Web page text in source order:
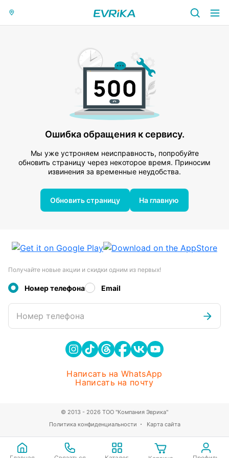
Ошибка обращения к сервису.
Мы уже устроняем неисправность, попробуйте
обновить страницу через некоторое время. Приносим
извинения за временные неудобства.
Обновить страницу На главную
Получайте новые акции и скидки одним из первых!
Номер телефона Email
Номер телефона
Написать на WhatsApp
Написать на почту
Политика конфиденциальности Карта сайта
© 2013 - 2026 ТОО "Компания Эврика"